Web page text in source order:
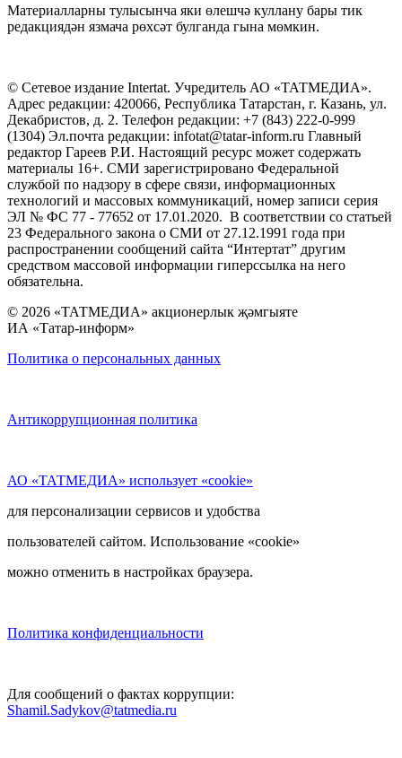
Материалларны тулысынча яки өлешчә куллану бары тик
редакциядән язмача рөхсәт булганда гына мөмкин.
© Сетевое издание Intertat. Учредитель АО «ТАТМЕДИА».
Адрес редакции: 420066, Республика Татарстан, г. Казань, ул.
Декабристов, д. 2. Телефон редакции: +7 (843) 222-0-999
(1304) Эл.почта редакции: infotat@tatar-inform.ru Главный
редактор Гареев Р.И. Настоящий ресурс может содержать
материалы 16+. СМИ зарегистрировано Федеральной
службой по надзору в сфере связи, информационных
технологий и массовых коммуникаций, номер записи серия
ЭЛ № ФС 77 - 77652 от 17.01.2020. В соответствии со статьей
23 Федерального закона о СМИ от 27.12.1991 года при
распространении сообщений сайта “Интертат” другим
средством массовой информации гиперссылка на него
обязательна.
© 2026 «ТАТМЕДИА» акционерлык җәмгыяте
ИА «Татар-информ»
Политика о персональных данных
Антикоррупционная политика
АО «ТАТМЕДИА» использует «cookie»
для персонализации сервисов и удобства
пользователей сайтом. Использование «cookie»
можно отменить в настройках браузера.
Политика конфиденциальности
Для сообщений о фактах коррупции:
Shamil.Sadykov@tatmedia.ru